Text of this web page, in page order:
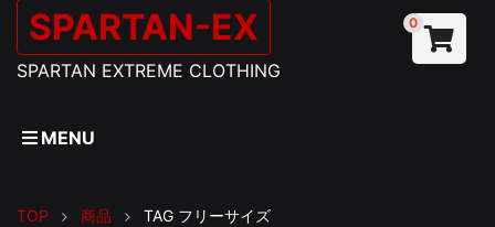
SPARTAN-EX
SPARTAN EXTREME CLOTHING
0
MENU
TOP 商品 TAG フリーサイズ